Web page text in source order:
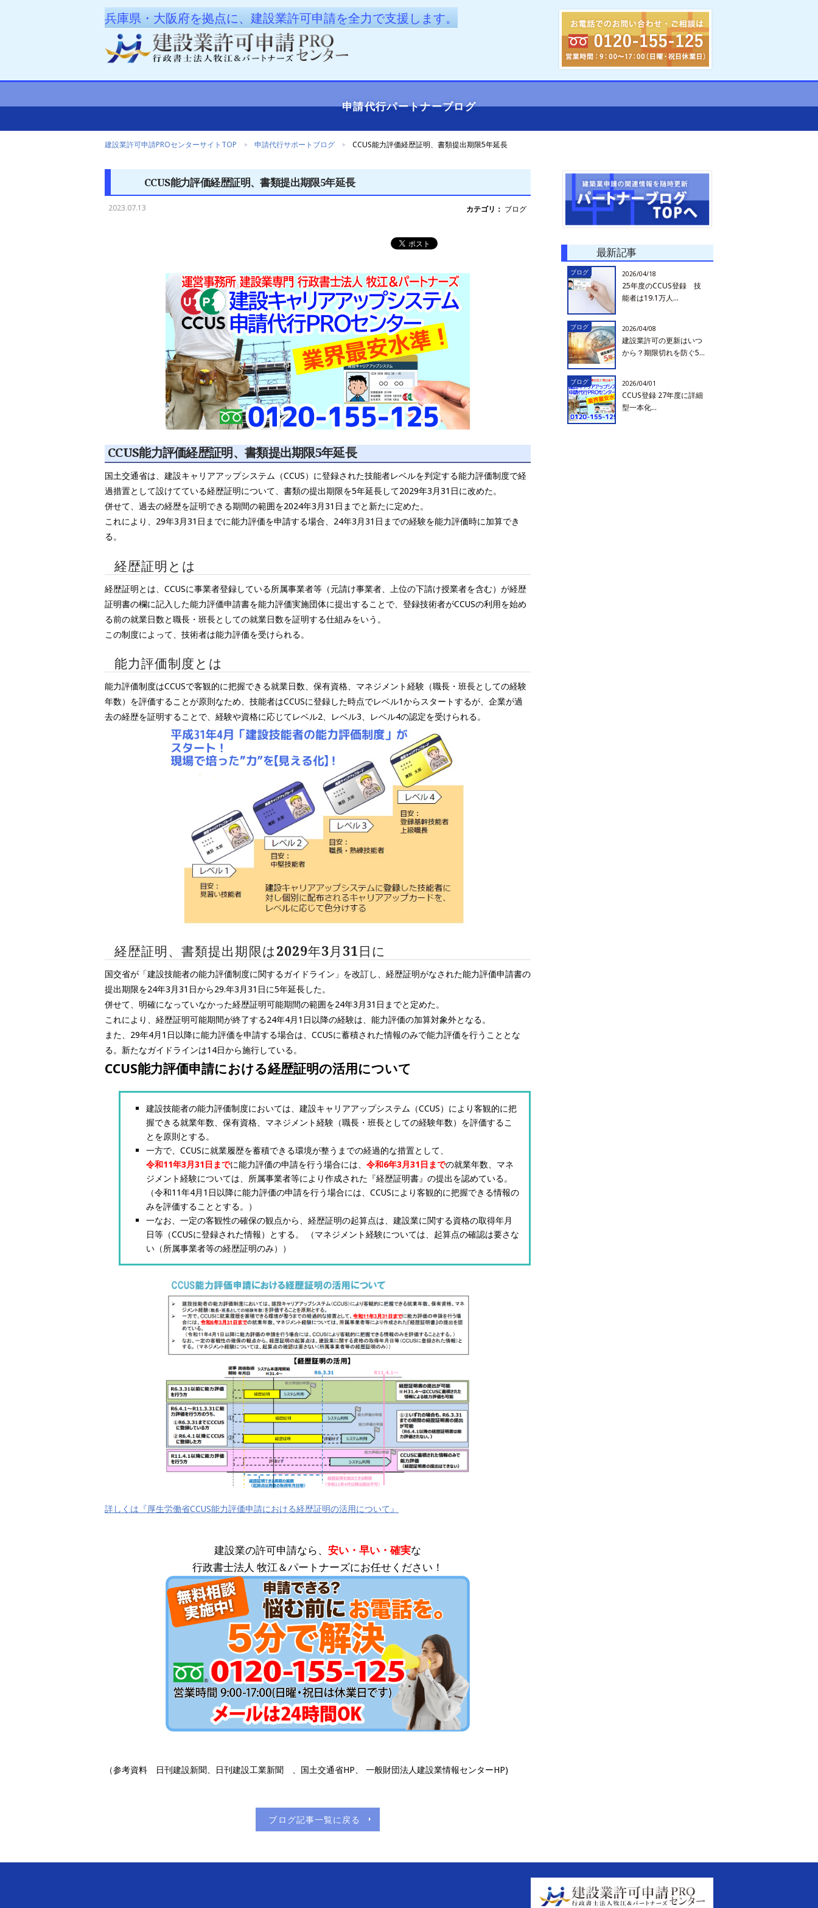
兵庫県・大阪府を拠点に、建設業許可申請を全力で支援します。
申請代行パートナーブログ
建設業許可申請PROセンターサイトTOP 申請代行サポートブログ CCUS能力評価経歴証明、書類提出期限5年延長
CCUS能力評価経歴証明、書類提出期限5年延長
2023.07.13 カテゴリ： ブログ
CCUS能力評価経歴証明、書類提出期限5年延長
国土交通省は、建設キャリアアップシステム（CCUS）に登録された技能者レベルを判定する能力評価制度で経
過措置として設けてている経歴証明について、書類の提出期限を5年延長して2029年3月31日に改めた。
併せて、過去の経歴を証明できる期間の範囲を2024年3月31日までと新たに定めた。
これにより、29年3月31日までに能力評価を申請する場合、24年3月31日までの経験を能力評価時に加算でき
る。
経歴証明とは
経歴証明とは、CCUSに事業者登録している所属事業者等（元請け事業者、上位の下請け授業者を含む）が経歴
証明書の欄に記入した能力評価申請書を能力評価実施団体に提出することで、登録技術者がCCUSの利用を始め
る前の就業日数と職長・班長としての就業日数を証明する仕組みをいう。
この制度によって、技術者は能力評価を受けられる。
能力評価制度とは
能力評価制度はCCUSで客観的に把握できる就業日数、保有資格、マネジメント経験（職長・班長としての経験
年数）を評価することが原則なため、技能者はCCUSに登録した時点でレベル1からスタートするが、企業が過
去の経歴を証明することで、経験や資格に応じてレベル2、レベル3、レベル4の認定を受けられる。
経歴証明、書類提出期限は2029年3月31日に
国交省が「建設技能者の能力評価制度に関するガイドライン」を改訂し、経歴証明がなされた能力評価申請書の
提出期限を24年3月31日から29.年3月31日に5年延長した。
併せて、明確になっていなかった経歴証明可能期間の範囲を24年3月31日までと定めた。
これにより、経歴証明可能期間が終了する24年4月1日以降の経験は、能力評価の加算対象外となる。
また、29年4月1日以降に能力評価を申請する場合は、CCUSに蓄積された情報のみで能力評価を行うこととな
る。新たなガイドラインは14日から施行している。
CCUS能力評価申請における経歴証明の活用について
建設技能者の能力評価制度においては、建設キャリアアップシステム（CCUS）により客観的に把
握できる就業年数、保有資格、マネジメント経験（職長・班長としての経験年数）を評価するこ
とを原則とする。
一方で、CCUSに就業履歴を蓄積できる環境が整うまでの経過的な措置として、
令和11年3月31日までに能力評価の申請を行う場合には、令和6年3月31日までの就業年数、マネ
ジメント経験については、所属事業者等により作成された『経歴証明書』の提出を認めている。
（令和11年4月1日以降に能力評価の申請を行う場合には、CCUSにより客観的に把握できる情報の
みを評価することとする。）
一なお、一定の客観性の確保の観点から、経歴証明の起算点は、建設業に関する資格の取得年月
日等（CCUSに登録された情報）とする。 （マネジメント経験については、起算点の確認は要さな
い（所属事業者等の経歴証明のみ））
詳しくは『厚生労働省CCUS能力評価申請における経歴証明の活用について』
建設業の許可申請なら、 安い・早い・確実な
行政書士法人 牧江＆パートナーズにお任せください！
（参考資料 日刊建設新聞、日刊建設工業新聞 、国土交通省HP、 一般財団法人建設業情報センターHP)
ブログ記事一覧に戻る
最新記事
2026/04/18
ブログ
25年度のCCUS登録 技
能者は19.1万人...
2026/04/08
ブログ
建設業許可の更新はいつ
から？期限切れを防ぐ5...
2026/04/01
ブログ
CCUS登録 27年度に詳細
型一本化...